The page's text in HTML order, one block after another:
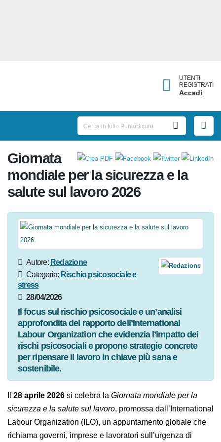
UTENTI
REGISTRATI
Accedi
Giornata
mondiale per la sicurezza e la
salute sul lavoro 2026
Autore:Redazione
Categoria:Rischio psicosociale e
stress
28/04/2026
Il focus sul rischio psicosociale e un’analisi
approfondita del rapporto dell’International
Labour Organization che evidenzia l’impatto dei
rischi psicosociali e propone strategie concrete
per ripensare il lavoro in chiave più sana e
sostenibile.
Il 28 aprile 2026 si celebra la Giornata mondiale per la
sicurezza e la salute sul lavoro, promossa dall’International
Labour Organization (ILO), un appuntamento globale che
richiama governi, imprese e lavoratori sull’urgenza di